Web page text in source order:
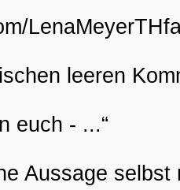
leeren
euch - ...“
Aussage